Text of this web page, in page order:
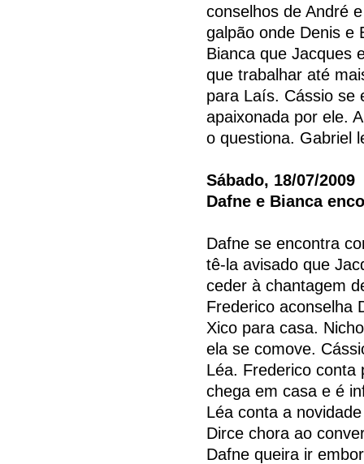
conselhos de André
galpão onde Denis e
Bianca que Jacques
que trabalhar até
para Laís. Cássio se
apaixonada por ele.
o questiona. Gabriel
Sábado, 18/07/2009
Dafne e Bianca
Dafne se encontra
tê-la avisado que
ceder à chantagem
Frederico aconselha
Xico para casa.
ela se comove.
Léa. Frederico conta
chega em casa e é
Léa conta a
Dirce chora ao
Dafne queira ir